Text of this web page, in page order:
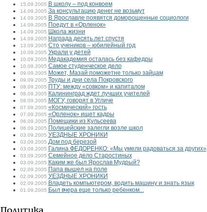
15.09.2005 В школу – под конвоем
14.09.2005 За консультацию денег не возьмут
14.09.2005 В Ярославле появятся доморощенные социологи
14.09.2005 Поедут в «Орленок»
14.09.2005 Школа жизни
14.09.2005 Награда десять лет спустя
13.09.2005 Сто учеников – юбилейный год
10.09.2005 Украли у детей
10.09.2005 Медакадемия осталась без кафедры
10.09.2005 Самое студенческое дело
09.09.2005 Может, Мазай поможетне только зайцам
09.09.2005 Труды и дни села Покровского
08.09.2005 ПТУ: между «совком» и капиталом
08.09.2005 Калининград ждет лучших учителей
08.09.2005 МОГУ, говорят в Угличе
07.09.2005 «Космический» гость
07.09.2005 «Орленок» ищет кадры
06.09.2005 Помещики из Кульсеева
06.09.2005 Полицейские залегли возле школ
03.09.2005 УЕЗДНЫЕ ХРОНИКИ
03.09.2005 Дом под березой
03.09.2005 Галина ФЕДОРЕНКО: «Мы умели радоваться за других»
03.09.2005 Семейное дело Старостиных
03.09.2005 Каким же был Ярослав Мудрый?
02.09.2005 Папа вышел на поле
02.09.2005 УЕЗДНЫЕ ХРОНИКИ
02.09.2005 Владеть компьютером, водить машину и знать язык
01.09.2005 Был вчера еще только ребенком...